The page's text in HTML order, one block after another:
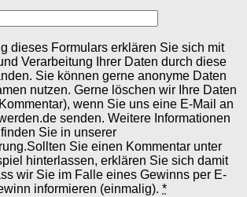
dieses Formulars erklären Sie sich mit
Verarbeitung Ihrer Daten durch diese
Sie können gerne anonyme Daten
nutzen. Gerne löschen wir Ihre Daten
wenn Sie uns eine E-Mail an
senden. Weitere Informationen
Sie in unserer
Sie einen Kommentar unter
hinterlassen, erklären Sie sich damit
wir Sie im Falle eines Gewinns per E-
informieren (einmalig). *